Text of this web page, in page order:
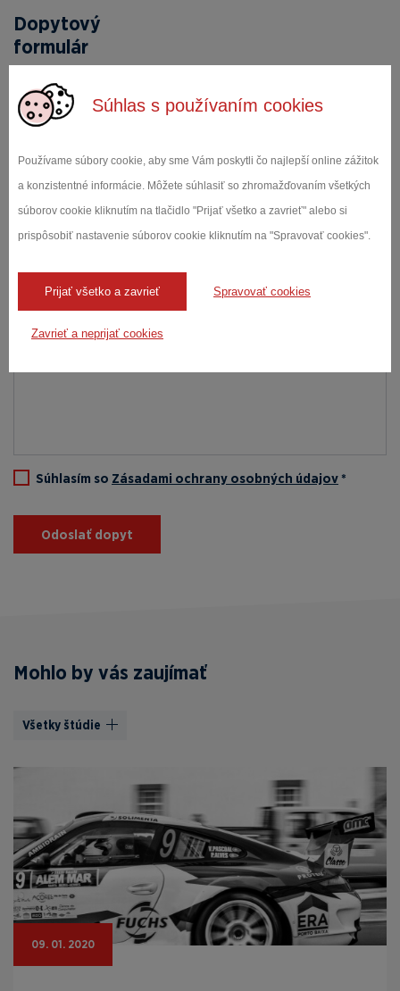
Súhlas s používaním cookies
Používame súbory cookie, aby sme Vám poskytli čo najlepší online zážitok
a konzistentné informácie. Môžete súhlasiť so zhromažďovaním všetkých
súborov cookie kliknutím na tlačidlo "Prijať všetko a zavrieť" alebo si
prispôsobiť nastavenie súborov cookie kliknutím na "Spravovať cookies".
Prijať všetko a zavrieť Spravovať cookies
Zavrieť a neprijať cookies
Dopytový
formulár
E-MAIL *
Súhlasím so Zásadami ochrany osobných údajov *
Odoslať dopyt
Mohlo by vás zaujímať
Všetky štúdie
09. 01. 2020